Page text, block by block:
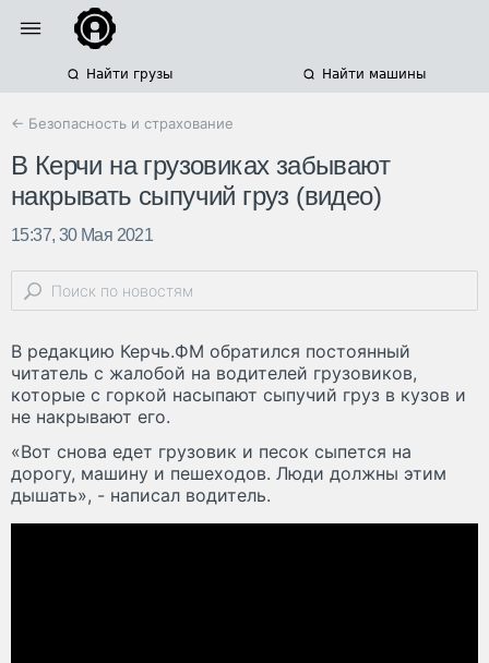
Найти грузы Найти машины
← Безопасность и страхование
В Керчи на грузовиках забывают
накрывать сыпучий груз (видео)
15:37, 30 Мая 2021
В редакцию Керчь.ФМ обратился постоянный
читатель с жалобой на водителей грузовиков,
которые с горкой насыпают сыпучий груз в кузов и
не накрывают его.
«Вот снова едет грузовик и песок сыпется на
дорогу, машину и пешеходов. Люди должны этим
дышать», - написал водитель.